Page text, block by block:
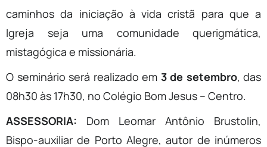
caminhos da iniciação à vida cristã para que a
Igreja seja uma comunidade querigmática,
mistagógica e missionária.
O seminário será realizado em 3 de setembro, das
08h30 às 17h30, no Colégio Bom Jesus – Centro.
ASSESSORIA: Dom Leomar Antônio Brustolin,
Bispo-auxiliar de Porto Alegre, autor de inúmeros